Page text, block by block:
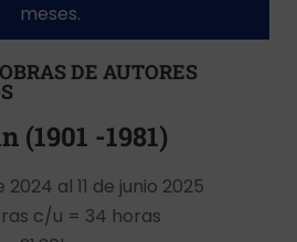
meses.
DE AUTORES
(1901 -1981)
al 11 de junio 2025
c/u = 34 horas